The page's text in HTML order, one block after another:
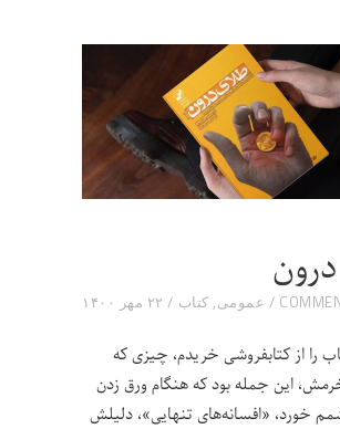
۲۲ مهر ۱۴۰۰ عمومی, کتاب
را از کتابفروشی خریدم، چیزی که
این جمله بود که هنگام ورق زدن
خورد، «افسانه‌های تنهایی»، دلیلش